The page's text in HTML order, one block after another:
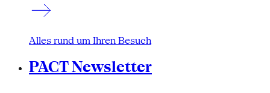
Alles rund um Ihren Besuch
PACT Newsletter